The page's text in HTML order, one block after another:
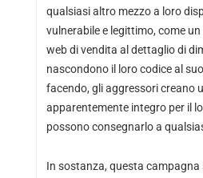
qualsiasi altro mezzo a loro
vulnerabile e legittimo, come
web di vendita al dettaglio di
nascondono il loro codice al
facendo, gli aggressori creano
apparentemente integro per il
possono consegnarlo a
In sostanza, questa campagna